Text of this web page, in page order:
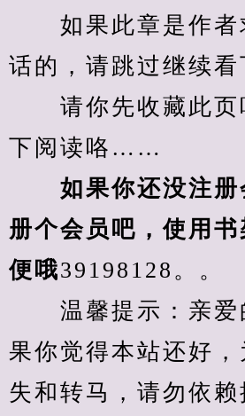
如果此章是作者
话的，请跳过继续看
请你先收藏此页
下阅读咯……
如果你还没注册
册个会员吧，使用
便哦39198128。。
温馨提示：亲爱
果你觉得本站还好，
失和转马，请勿依赖